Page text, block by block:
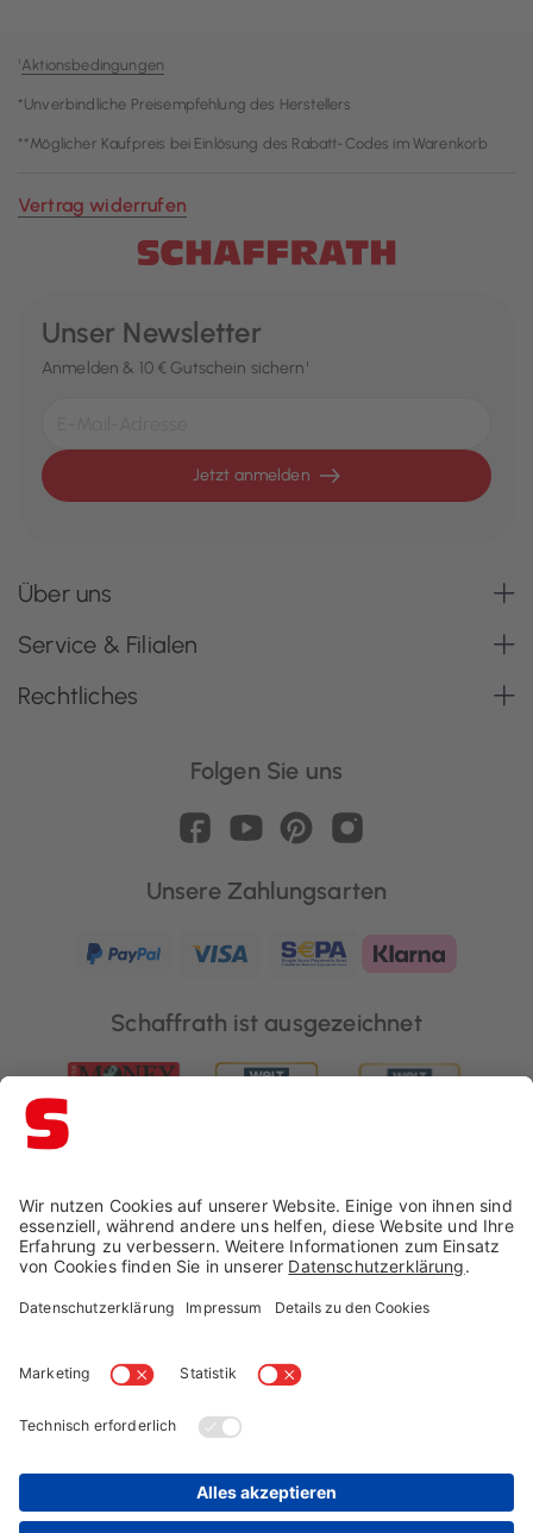
¹Aktionsbedingungen
*Unverbindliche Preisempfehlung des Herstellers
**Möglicher Kaufpreis bei Einlösung des Rabatt-Codes im Warenkorb
Vertrag widerrufen
Unser Newsletter
Anmelden & 10 € Gutschein sichern¹
Jetzt anmelden
Über uns
Service & Filialen
Rechtliches
Folgen Sie uns
Unsere Zahlungsarten
Schaffrath ist ausgezeichnet